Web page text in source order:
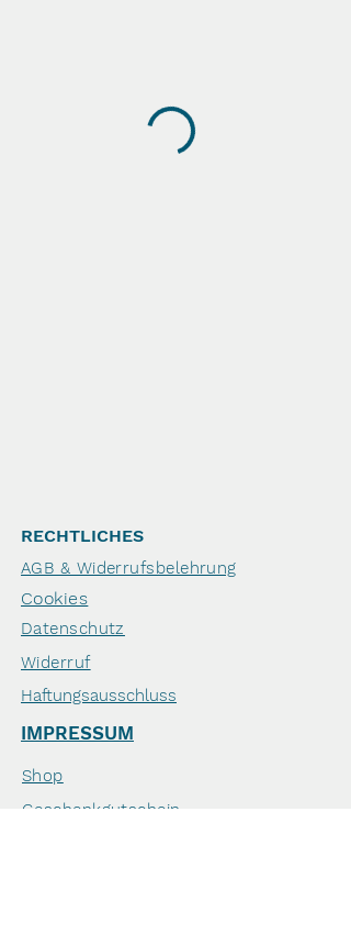
RECHTLICHES
AGB & Widerrufsbelehrung
Cookies
Datenschutz
Widerruf
Haftungsausschluss
IMPRESSUM
Shop
Geschenkgutschein